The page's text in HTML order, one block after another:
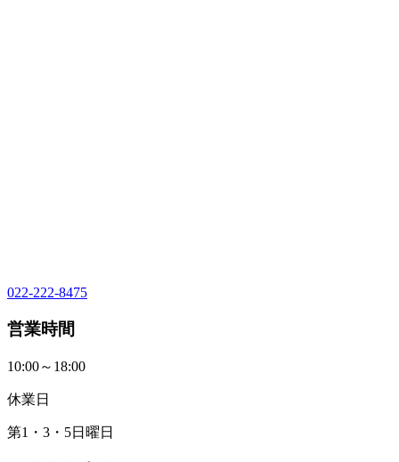
022-222-8475
営業時間
10:00～18:00
休業日
第1・3・5日曜日